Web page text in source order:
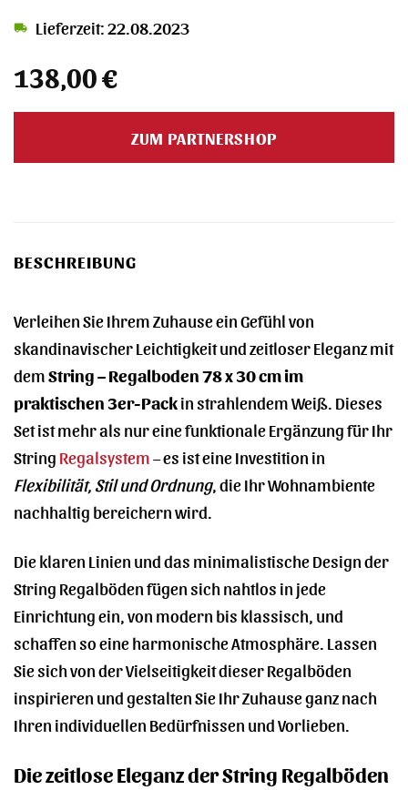
138,00€
Lieferzeit: 22.08.2023
ZUM PARTNERSHOP
BESCHREIBUNG
Verleihen Sie Ihrem Zuhause ein Gefühl von
skandinavischer Leichtigkeit und zeitloser Eleganz mit
demString – Regalboden 78 x 30 cm im
praktischen 3er-Packin strahlendem Weiß. Dieses
Set ist mehr als nur eine funktionale Ergänzung für Ihr
String Regalsystem– es ist eine Investition in
Flexibilität, Stil und Ordnung, die Ihr Wohnambiente
nachhaltig bereichern wird.
Die klaren Linien und das minimalistische Design der
String Regalböden fügen sich nahtlos in jede
Einrichtung ein, von modern bis klassisch, und
schaffen so eine harmonische Atmosphäre. Lassen
Sie sich von der Vielseitigkeit dieser Regalböden
inspirieren und gestalten Sie Ihr Zuhause ganz nach
Ihren individuellen Bedürfnissen und Vorlieben.
Die zeitlose Eleganz der String Regalböden